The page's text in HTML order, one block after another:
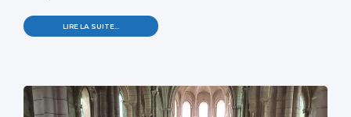
LIRE LA SUITE…